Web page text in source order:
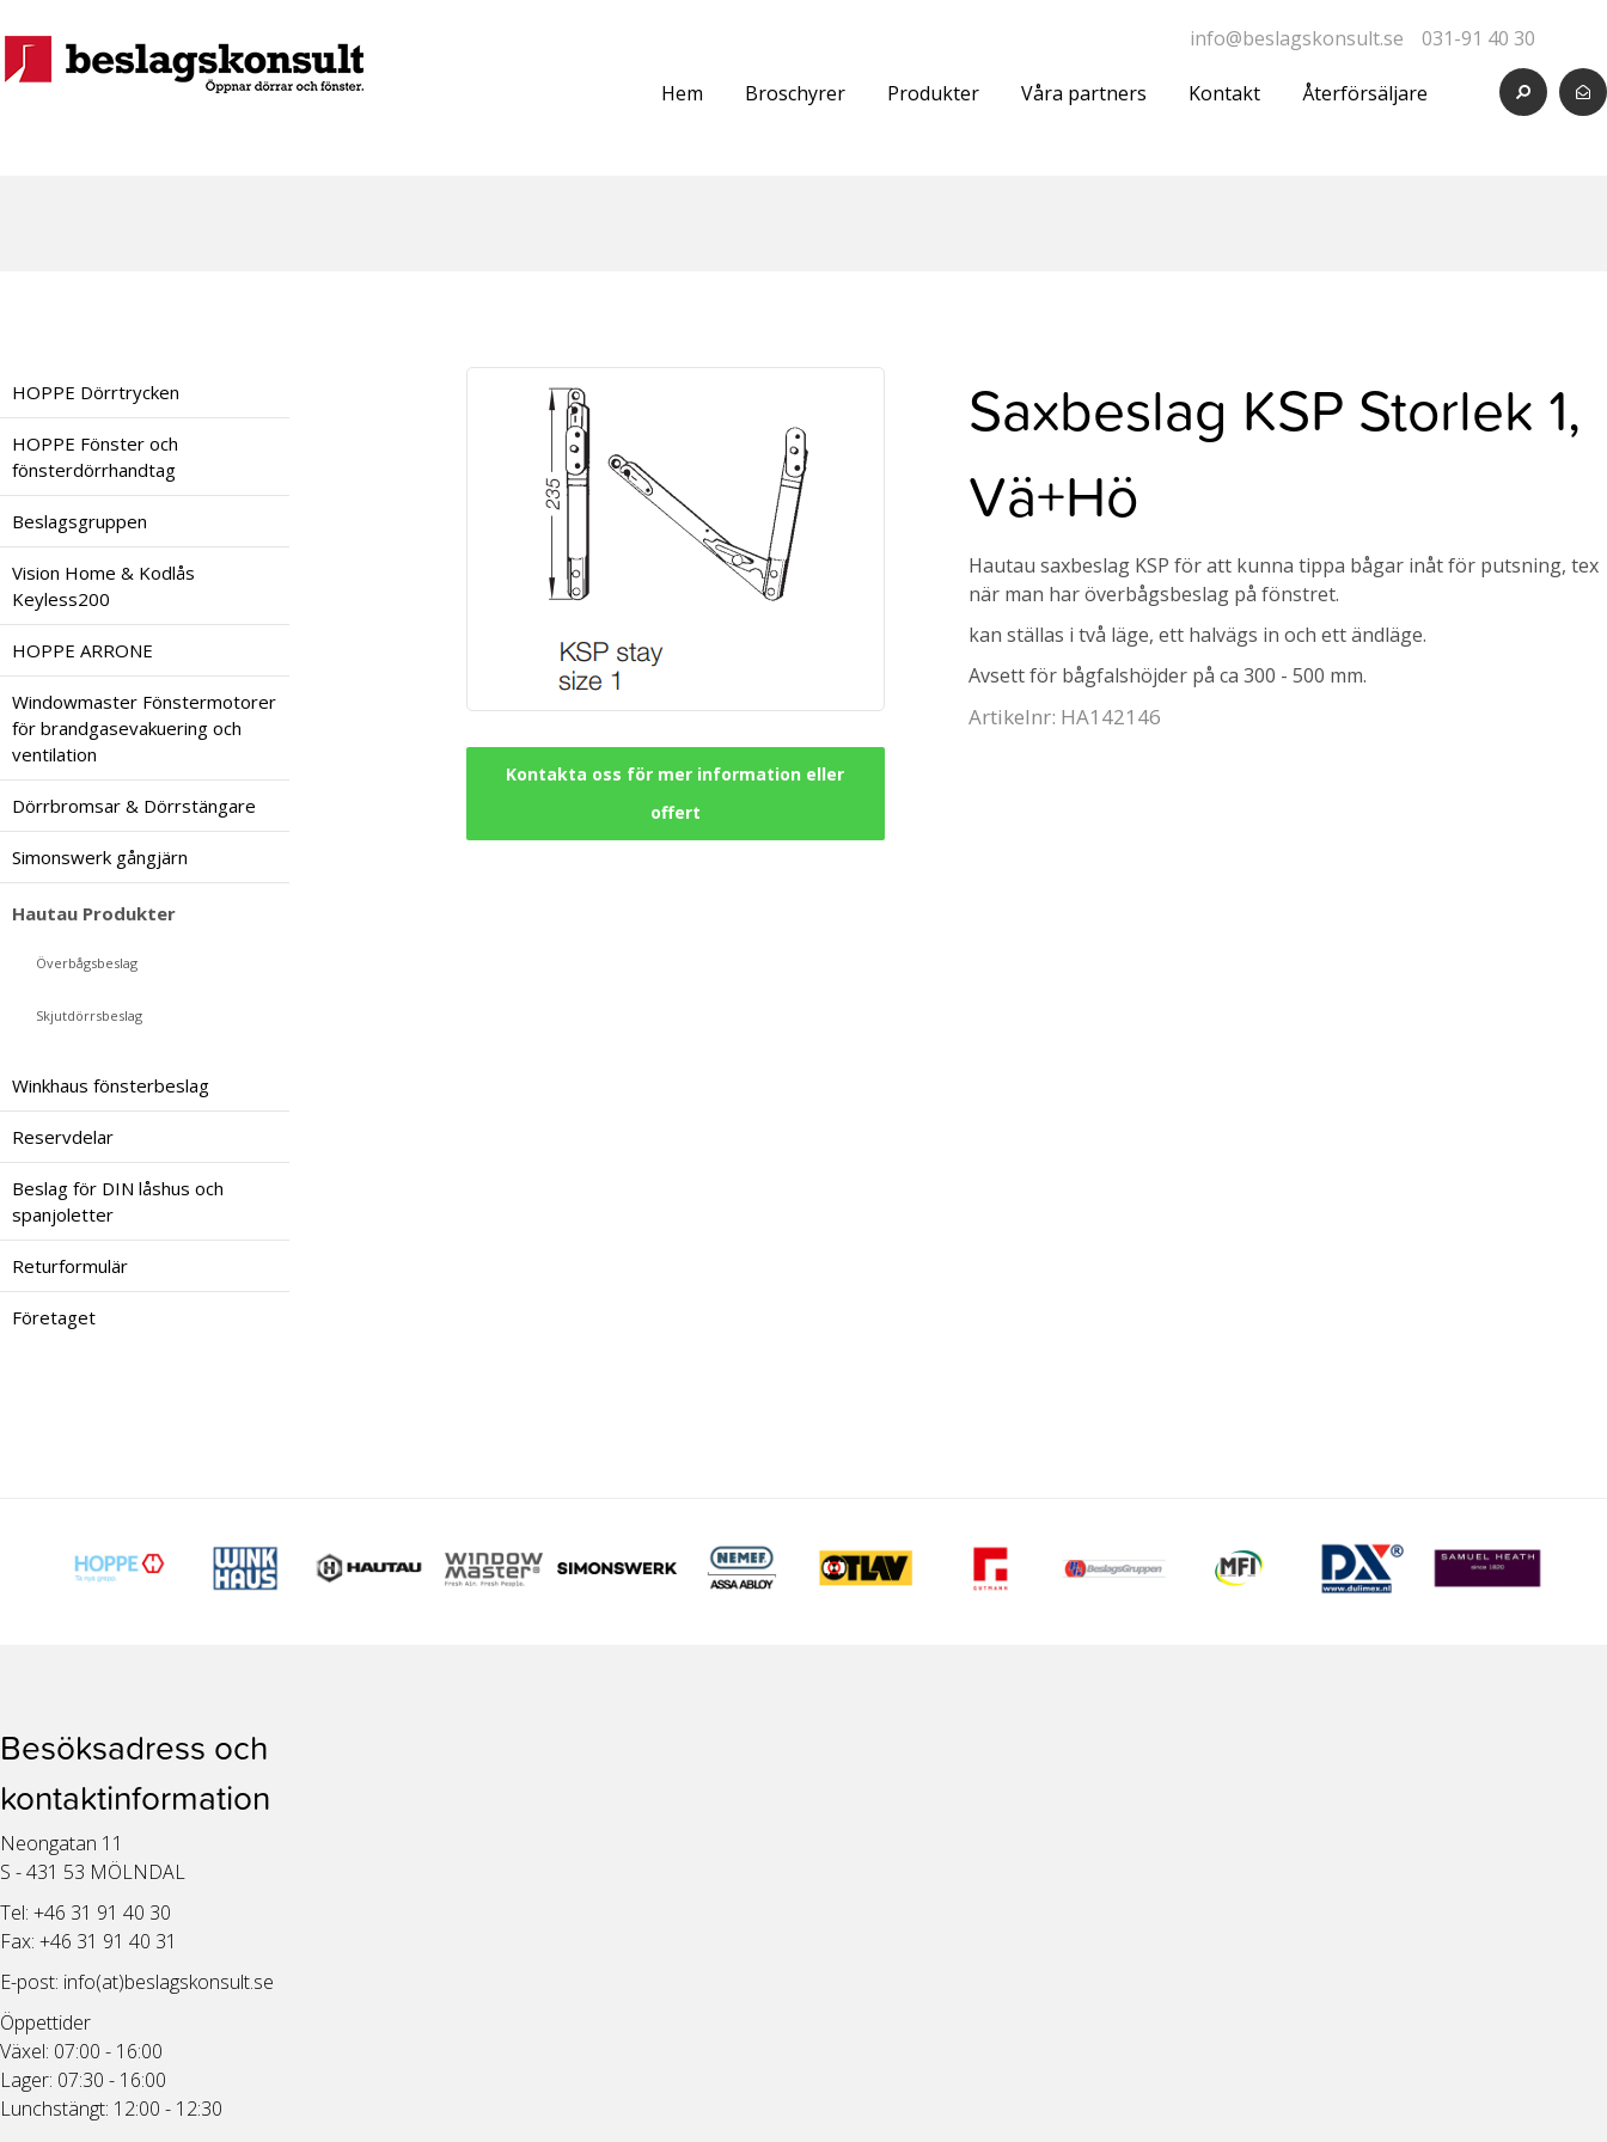
info@beslagskonsult.se 031-91 40 30
Hem Broschyrer Produkter Våra partners Kontakt Återförsäljare
HOPPE Dörrtrycken
HOPPE Fönster och
fönsterdörrhandtag
Beslagsgruppen
Vision Home & Kodlås
Keyless200
HOPPE ARRONE
Windowmaster Fönstermotorer
för brandgasevakuering och
ventilation
Dörrbromsar & Dörrstängare
Simonswerk gångjärn
Hautau Produkter
Överbågsbeslag
Skjutdörrsbeslag
Winkhaus fönsterbeslag
Reservdelar
Beslag för DIN låshus och
spanjoletter
Returformulär
Företaget
Kontakta oss för mer information eller
offert
Saxbeslag KSP Storlek 1,
Vä+Hö
Hautau saxbeslag KSP för att kunna tippa bågar inåt för putsning, tex
när man har överbågsbeslag på fönstret.
kan ställas i två läge, ett halvägs in och ett ändläge.
Avsett för bågfalshöjder på ca 300 - 500 mm.
Artikelnr: HA142146
Besöksadress och
kontaktinformation
Neongatan 11
S - 431 53 MÖLNDAL
Tel: +46 31 91 40 30
Fax: +46 31 91 40 31
E-post: info(at)beslagskonsult.se
Öppettider
Växel: 07:00 - 16:00
Lager: 07:30 - 16:00
Lunchstängt: 12:00 - 12:30